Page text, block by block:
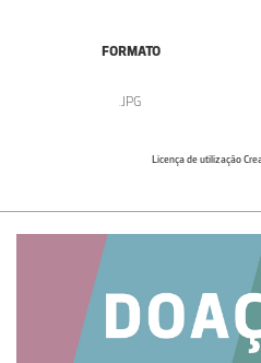
FORMATO
.JPG
Licença de utilização